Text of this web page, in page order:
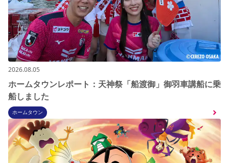
2026.08.05
ホームタウンレポート：天神祭「船渡御」御羽車講船に乗
船しました
ホームタウン